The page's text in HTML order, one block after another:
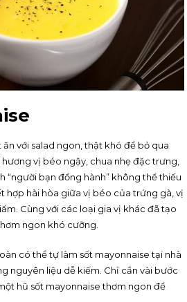
với salad ngon, thật khó để bỏ qua
vị béo ngậy, chua nhẹ đặc trưng,
“người bạn đồng hành” không thể thiếu
hợp hài hòa giữa vị béo của trứng gà, vị
Cùng với các loại gia vị khác đã tạo
ngon khó cưỡng.
có thể tự làm sốt mayonnaise tại nhà
nguyên liệu dễ kiếm. Chỉ cần vài bước
hũ sốt mayonnaise thơm ngon để